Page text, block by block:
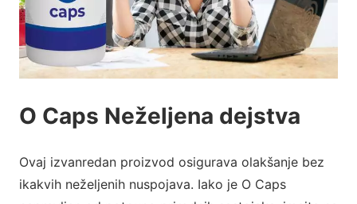
O Caps Neželjena dejstva
Ovaj izvanredan proizvod osigurava olakšanje bez
ikakvih neželjenih nuspojava. Iako je O Caps